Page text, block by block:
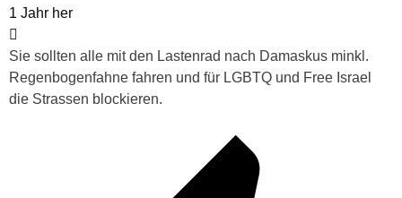
1 Jahr her
Sie sollten alle mit den Lastenrad nach Damaskus minkl.
Regenbogenfahne fahren und für LGBTQ und Free Israel
die Strassen blockieren.